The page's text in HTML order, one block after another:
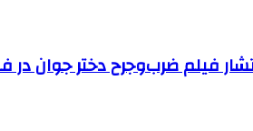
فیلم ضرب‌وجرح دختر جوان